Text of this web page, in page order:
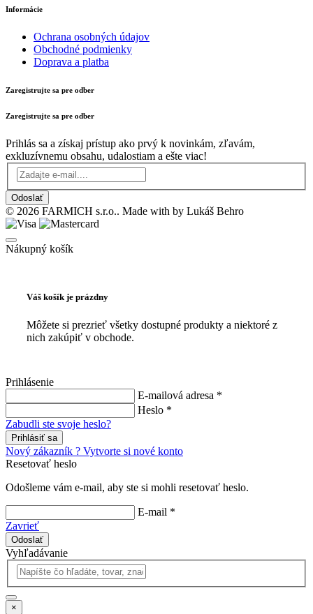
Informácie
Ochrana osobných údajov
Obchodné podmienky
Doprava a platba
Zaregistrujte sa pre odber
Zaregistrujte sa pre odber
Prihlás sa a získaj prístup ako prvý k novinkám, zľavám,
exkluzívnemu obsahu, udalostiam a ešte viac!
Odoslať
© 2026 FARMICH s.r.o.. Made with by Lukáš Behro
Nákupný košík
Váš košík je prázdny
Môžete si prezrieť všetky dostupné produkty a niektoré z
nich zakúpiť v obchode.
Prihlásenie
E-mailová adresa *
Heslo *
Zabudli ste svoje heslo?
Prihlásiť sa
Nový zákazník ? Vytvorte si nové konto
Resetovať heslo
Odošleme vám e-mail, aby ste si mohli resetovať heslo.
E-mail *
Zavrieť
Odoslať
Vyhľadávanie
×